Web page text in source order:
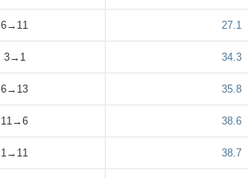
6→11 27.1
3→1 34.3
6→13 35.8
11→6 38.6
1→11 38.7